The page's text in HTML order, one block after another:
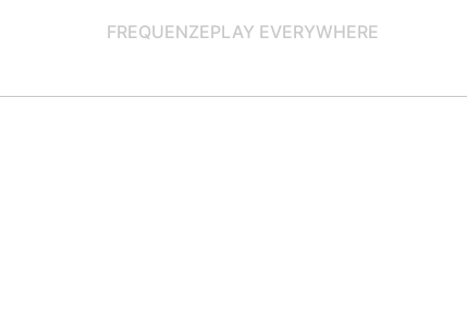
FREQUENZEPLAY EVERYWHERE